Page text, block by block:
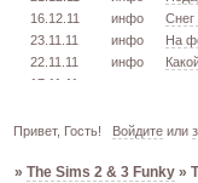
16.12.11
инфо
23.11.11
инфо
На
22.11.11
инфо
17.11.11
15.11.11
урок
03.10.11
инфо
Привет, Гость! Войдитеили
»The Sims 2 & 3 Funky »